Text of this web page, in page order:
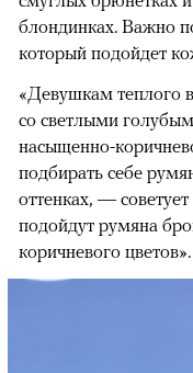
блондинках. Важно
который подойдет
«Девушкам теплого
со светлыми
насыщенно-
подбирать себе
оттенках, —
подойдут румяна
коричневого цветов».